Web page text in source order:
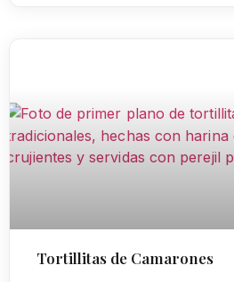
Tortillitas de Camarones